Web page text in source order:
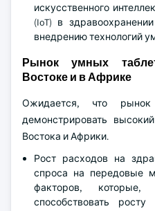
искусственного
(IoT) в
внедрению технологий
Рынок умных
Востоке и в Африке
Ожидается, что
демонстрировать
Востока и Африки.
Рост расходов на
спроса на передовые
факторов,
способствовать